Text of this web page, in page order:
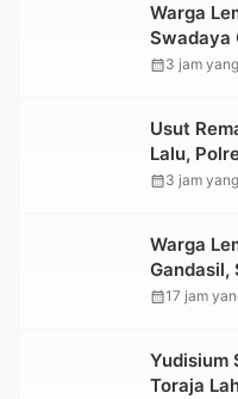
Warga
Swadaya
Jembatan
calendar_month3 jam
Usut
Lalu,
Datangi
calendar_month3 jam
Warga
Gandasil,
calendar_month17 jam
Yudisium
Toraja